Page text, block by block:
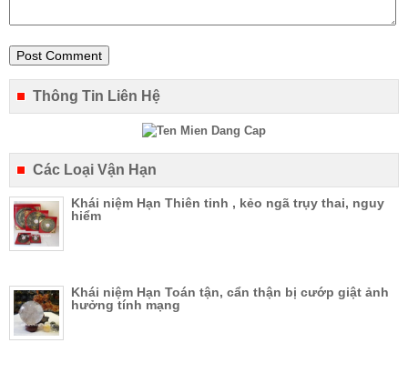
Thông Tin Liên Hệ
Các Loại Vận Hạn
Khái niệm Hạn Thiên tinh , kẻo ngã trụy thai, nguy
hiểm
Khái niệm Hạn Toán tận, cẩn thận bị cướp giật ảnh
hưởng tính mạng